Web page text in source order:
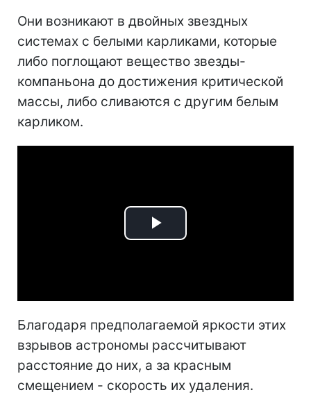
Они возникают в двойных звездных
системах с белыми карликами, которые
либо поглощают вещество звезды-
компаньона до достижения критической
массы, либо сливаются с другим белым
карликом.
Play
Благодаря предполагаемой яркости этих
взрывов астрономы рассчитывают
расстояние до них, а за красным
смещением - скорость их удаления.